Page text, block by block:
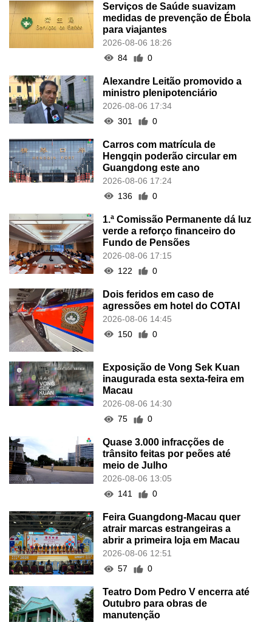
Serviços de Saúde suavizam
medidas de prevenção de Ébola
para viajantes
2026-08-06 18:26
84
0
Alexandre Leitão promovido a
ministro plenipotenciário
2026-08-06 17:34
301
0
Carros com matrícula de
Hengqin poderão circular em
Guangdong este ano
2026-08-06 17:24
136
0
1.ª Comissão Permanente dá luz
verde a reforço financeiro do
Fundo de Pensões
2026-08-06 17:15
122
0
Dois feridos em caso de
agressões em hotel do COTAI
2026-08-06 14:45
150
0
Exposição de Vong Sek Kuan
inaugurada esta sexta-feira em
Macau
2026-08-06 14:30
75
0
Quase 3.000 infracções de
trânsito feitas por peões até
meio de Julho
2026-08-06 13:05
141
0
Feira Guangdong-Macau quer
atrair marcas estrangeiras a
abrir a primeira loja em Macau
2026-08-06 12:51
57
0
Teatro Dom Pedro V encerra até
Outubro para obras de
manutenção